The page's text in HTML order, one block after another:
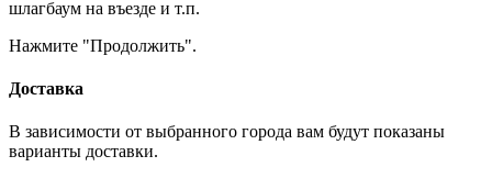
шлагбаум на въезде и т.п.
Нажмите "Продолжить".
Доставка
В зависимости от выбранного города вам будут показаны
варианты доставки.